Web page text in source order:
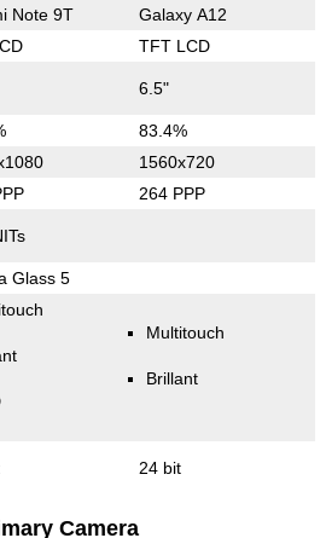
Note 9T Galaxy A12
TFT LCD
6.5"
83.4%
1560x720
264 PPP
Glass 5
Multitouch
Brillant
24 bit
Camera